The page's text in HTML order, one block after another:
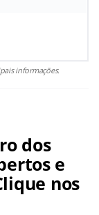
informações.
dos
e
nos